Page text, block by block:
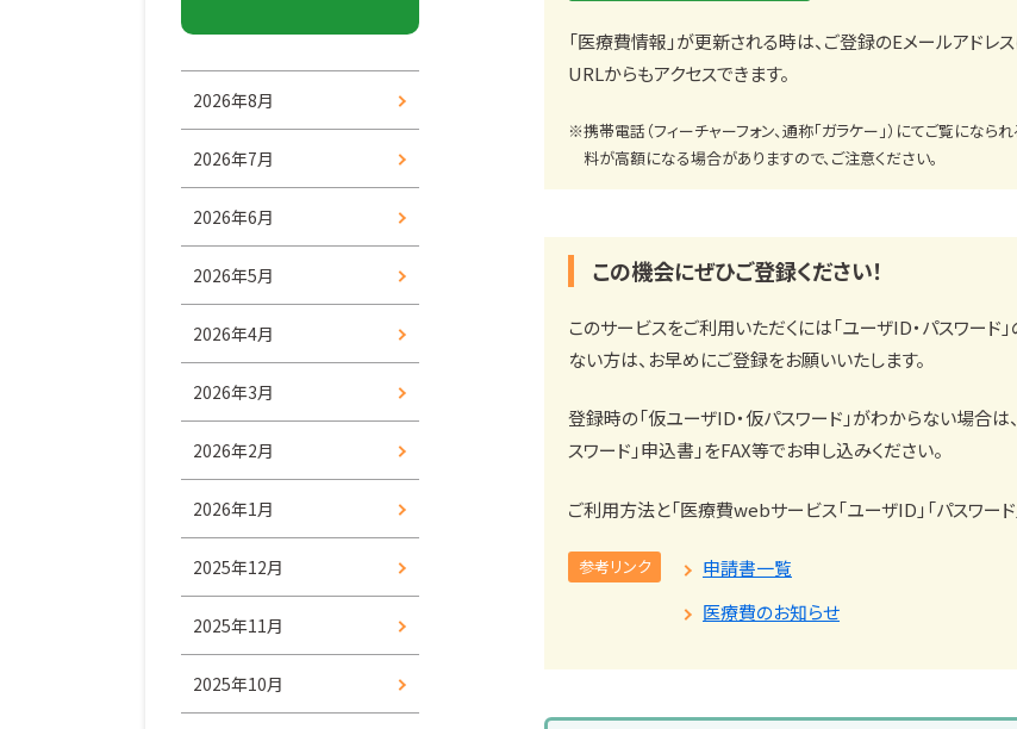
「医療費情報」が更新される時は、ご登録のEメールアドレ
URLからもアクセスできます。
※携帯電話（フィーチャーフォン、通称「ガラケー」）にてご覧になら
料が高額になる場合がありますので、ご注意ください。
この機会にぜひご登録ください！
このサービスをご利用いただくには「ユーザID・パスワード
ない方は、お早めにご登録をお願いいたします。
登録時の「仮ユーザID・仮パスワード」がわからない場合は
スワード」申込書」をFAX等でお申し込みください。
ご利用方法と「医療費webサービス「ユーザID」「パスワー
参考リンク
申請書一覧
医療費のお知らせ
2026年8月
2026年7月
2026年6月
2026年5月
2026年4月
2026年3月
2026年2月
2026年1月
2025年12月
2025年11月
2025年10月